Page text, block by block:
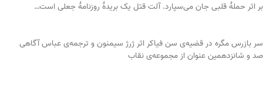
بر اثر حملۀ قلبی جان می‌سپارد. آلت قتل یک بریدۀ روزنامۀ جعلی است…
سر بازرس مگره در قضیه‌ی سن فیاکر اثر ژرژ سیمنون و ترجمه‌ی عباس آگاهی
صد و شانزدهمین عنوان از مجموعه‌ی نقاب